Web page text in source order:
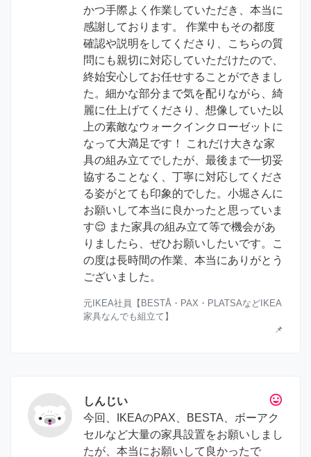
かつ手際よく作業していただき、本当に
感謝しております。 作業中もその都度
確認や説明をしてくださり、こちらの質
問にも親切に対応していただけたので、
終始安心してお任せすることができまし
た。細かな部分まで気を配りながら、綺
麗に仕上げてくださり、想像していた以
上の素敵なウォークインクローゼットに
なって大満足です！ これだけ大きな家
具の組み立てでしたが、最後まで一切妥
協することなく、丁寧に対応してくださ
る姿がとても印象的でした。小堀さんに
お願いして本当に良かったと思っていま
す😌 また家具の組み立て等で機会があ
りましたら、ぜひお願いしたいです。こ
の度は長時間の作業、本当にありがとう
ございました。
元IKEA社員【BESTÅ・PAX・PLATSAなどIKEA
家具なんでも組立て】
📌
tag_faces
しんじい
今回、IKEAのPAX、BESTA、ボーアク
セルなど大量の家具設置をお願いしまし
たが、本当にお願いして良かったで